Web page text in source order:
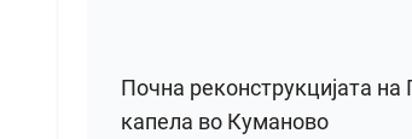
Почна реконструкцијата на
капела во Куманово